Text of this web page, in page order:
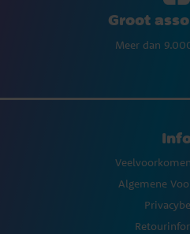
Groot
Meer dan
Algemene